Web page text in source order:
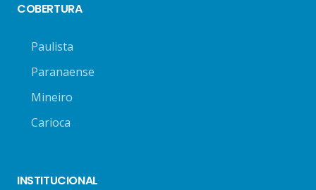
COBERTURA
Paulista
Paranaense
Mineiro
Carioca
INSTITUCIONAL